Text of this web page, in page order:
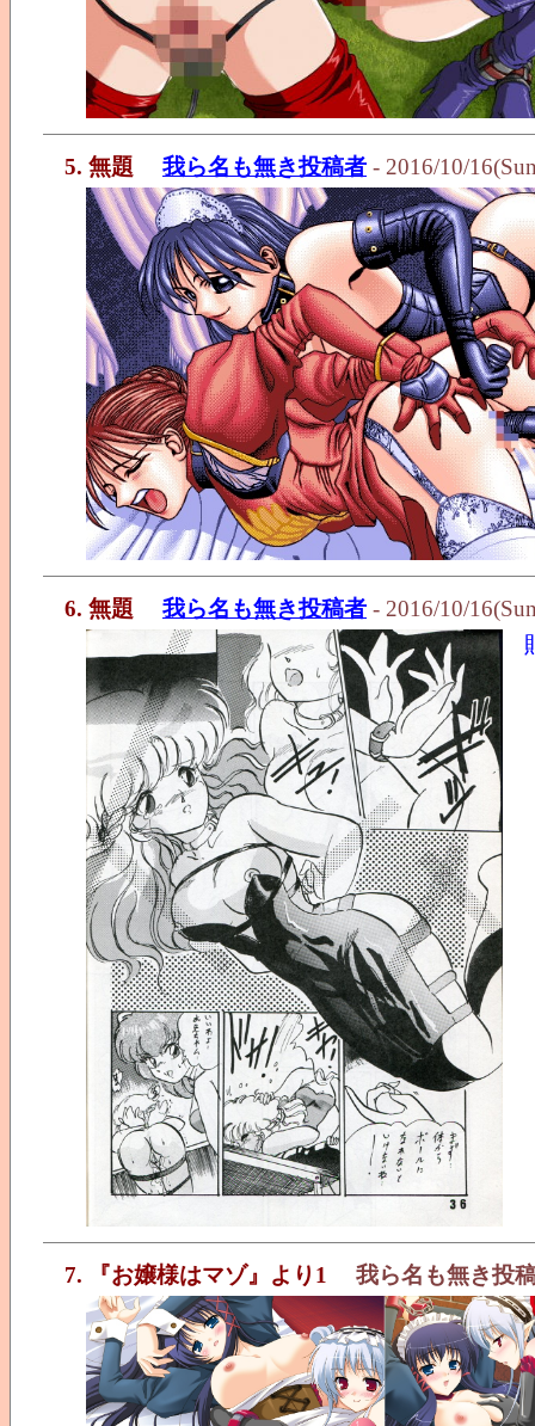
5. 無題 我ら名も無き投稿者 - 2016/10/
6. 無題 我ら名も無き投稿者 - 2016/10/
7. 『お嬢様はマゾ』より1 我ら名も無き投